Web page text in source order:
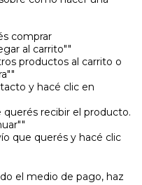
comprar
al carrito""
productos al carrito o
y hacé clic en
recibir el producto.
que querés y hacé clic
el medio de pago, haz